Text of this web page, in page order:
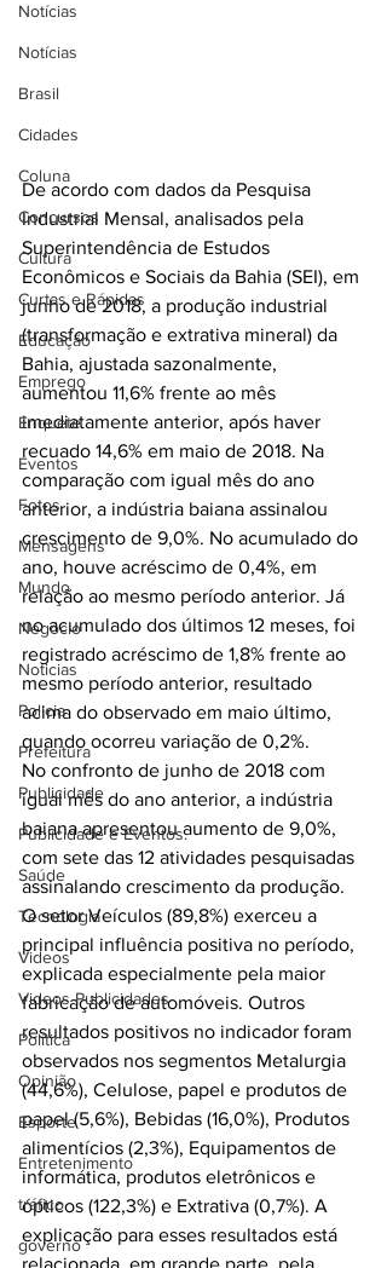
Notícias
Notícias
Brasil
Cidades
Coluna
Concursos
Cultura
Curtas e Rápidas
Educação
Emprego
Enquete
Eventos
Fotos
Mensagens
Mundo
Negócio
Noticias
Policia
Prefeitura
Publicidade
Publicidade e Eventos.
Saúde
Tecnologia
Videos
Videos Publicidades
Política
Opinião
Esporte
Entretenimento
tráfico
governo
De acordo com dados da Pesquisa
Industrial Mensal, analisados pela
Superintendência de Estudos
Econômicos e Sociais da Bahia (SEI), em
junho de 2018, a produção industrial
(transformação e extrativa mineral) da
Bahia, ajustada sazonalmente,
aumentou 11,6% frente ao mês
imediatamente anterior, após haver
recuado 14,6% em maio de 2018. Na
comparação com igual mês do ano
anterior, a indústria baiana assinalou
crescimento de 9,0%. No acumulado do
ano, houve acréscimo de 0,4%, em
relação ao mesmo período anterior. Já
no acumulado dos últimos 12 meses, foi
registrado acréscimo de 1,8% frente ao
mesmo período anterior, resultado
acima do observado em maio último,
quando ocorreu variação de 0,2%.
No confronto de junho de 2018 com
igual mês do ano anterior, a indústria
baiana apresentou aumento de 9,0%,
com sete das 12 atividades pesquisadas
assinalando crescimento da produção.
O setor Veículos (89,8%) exerceu a
principal influência positiva no período,
explicada especialmente pela maior
fabricação de automóveis. Outros
resultados positivos no indicador foram
observados nos segmentos Metalurgia
(44,6%), Celulose, papel e produtos de
papel (5,6%), Bebidas (16,0%), Produtos
alimentícios (2,3%), Equipamentos de
informática, produtos eletrônicos e
ópticos (122,3%) e Extrativa (0,7%). A
explicação para esses resultados está